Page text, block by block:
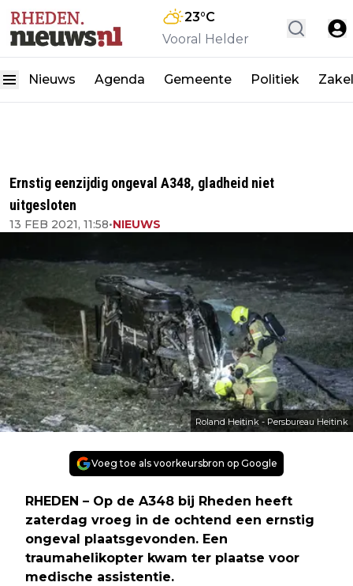
23°C
Vooral Helder
Nieuws Agenda Gemeente Politiek
Ernstig eenzijdig ongeval A348, gladheid niet
uitgesloten
13 FEB 2021, 11:58•NIEUWS
Roland Heitink - Persbureau Heitink
Voeg toe als voorkeursbron op Google
RHEDEN – Op de A348 bij Rheden heeft
zaterdag vroeg in de ochtend een ernstig
ongeval plaatsgevonden. Een
traumahelikopter kwam ter plaatse voor
medische assistentie.